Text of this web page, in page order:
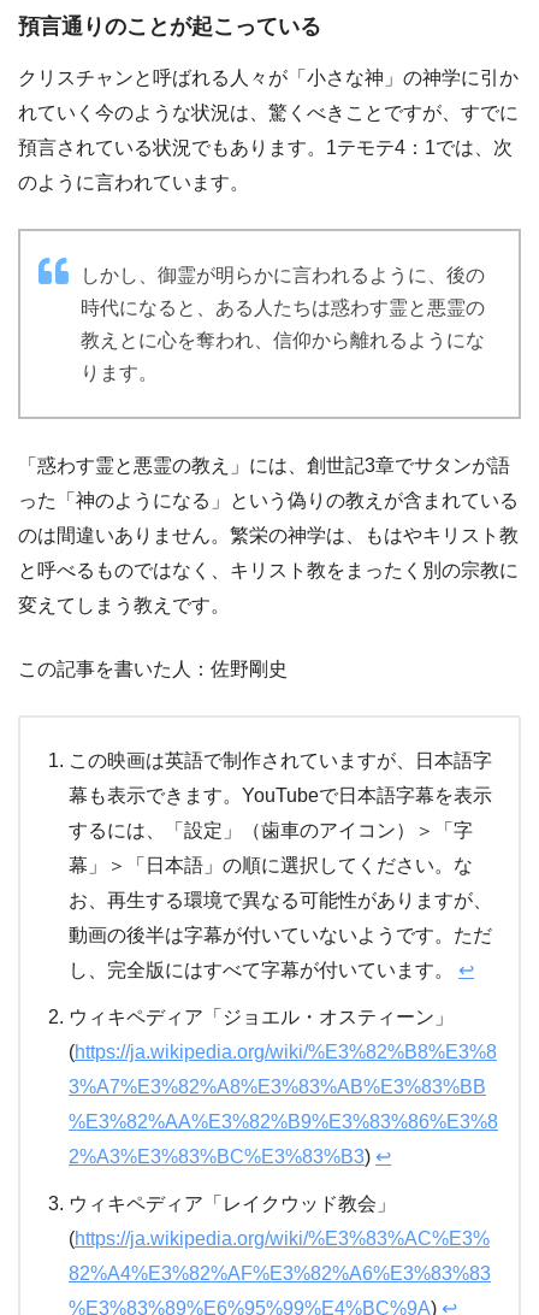
預言通りのことが起こっている
クリスチャンと呼ばれる人々が「小さな神」の神学に引か
れていく今のような状況は、驚くべきことですが、すでに
預言されている状況でもあります。1テモテ4：1では、次
のように言われています。
しかし、御霊が明らかに言われるように、後の
時代になると、ある人たちは惑わす霊と悪霊の
教えとに心を奪われ、信仰から離れるようにな
ります。
「惑わす霊と悪霊の教え」には、創世記3章でサタンが語
った「神のようになる」という偽りの教えが含まれている
のは間違いありません。繁栄の神学は、もはやキリスト教
と呼べるものではなく、キリスト教をまったく別の宗教に
変えてしまう教えです。
この記事を書いた人：佐野剛史
この映画は英語で制作されていますが、日本語字
幕も表示できます。YouTubeで日本語字幕を表示
するには、「設定」（歯車のアイコン）＞「字
幕」＞「日本語」の順に選択してください。な
お、再生する環境で異なる可能性がありますが、
動画の後半は字幕が付いていないようです。ただ
し、完全版にはすべて字幕が付いています。 ↩
ウィキペディア「ジョエル・オスティーン」
(https://ja.wikipedia.org/wiki/%E3%82%B8%E3%8
3%A7%E3%82%A8%E3%83%AB%E3%83%BB
%E3%82%AA%E3%82%B9%E3%83%86%E3%8
2%A3%E3%83%BC%E3%83%B3) ↩
ウィキペディア「レイクウッド教会」
(https://ja.wikipedia.org/wiki/%E3%83%AC%E3%
82%A4%E3%82%AF%E3%82%A6%E3%83%83
%E3%83%89%E6%95%99%E4%BC%9A) ↩